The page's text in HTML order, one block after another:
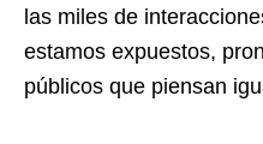
las miles de
estamos expuestos,
públicos que piensan